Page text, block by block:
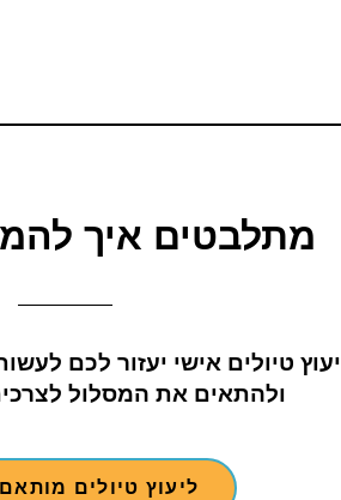
מתלבטים איך
יעוץ טיולים אישי יעזור לכם
ולהתאים את המסלול
ליעוץ טיולים